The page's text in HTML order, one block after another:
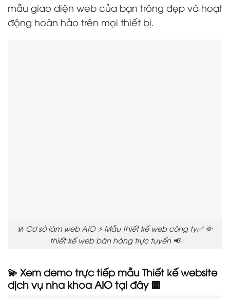
mẫu giao diện web của bạn trông đẹp và hoạt
động hoàn hảo trên mọi thiết bị.
🚸 Cơ sở làm web AIO ⚡ Mẫu thiết kế web công ty✅ 🌞
thiết kế web bán hàng trực tuyến 📢
💫 Xem demo trực tiếp mẫu Thiết kế website
dịch vụ nha khoa AIO tại đây 🟨